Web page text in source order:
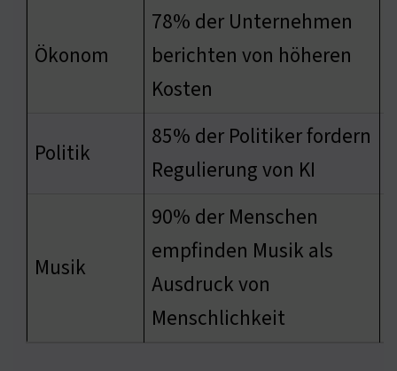
Ökonom
78% der Unternehmen
berichten von höheren
Kosten
Politik
85% der Politiker fordern
Regulierung von KI
Musik
90% der Menschen
empfinden Musik als
Ausdruck von
Menschlichkeit